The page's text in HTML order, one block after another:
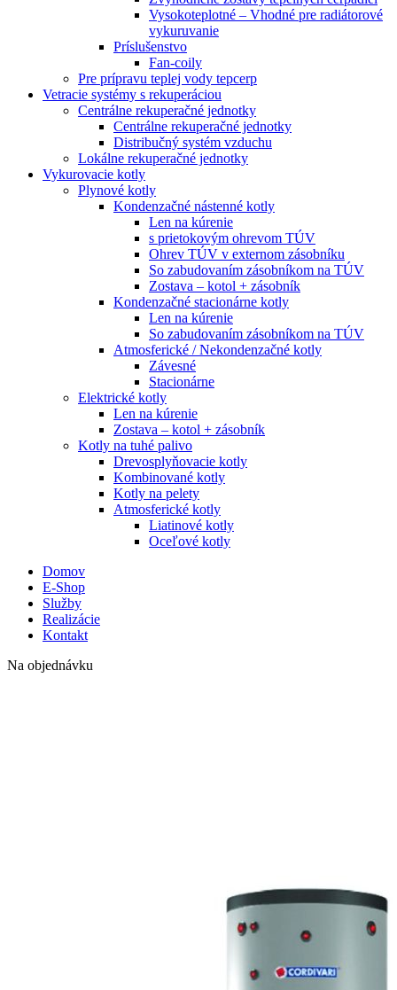
Vysokoteplotné – Vhodné pre radiátorové
vykuruvanie
Príslušenstvo
Fan-coily
Pre prípravu teplej vody tepcerp
Vetracie systémy s rekuperáciou
Centrálne rekuperačné jednotky
Centrálne rekuperačné jednotky
Distribučný systém vzduchu
Lokálne rekuperačné jednotky
Vykurovacie kotly
Plynové kotly
Kondenzačné nástenné kotly
Len na kúrenie
s prietokovým ohrevom TÚV
Ohrev TÚV v externom zásobníku
So zabudovaním zásobníkom na TÚV
Zostava – kotol + zásobník
Kondenzačné stacionárne kotly
Len na kúrenie
So zabudovaním zásobníkom na TÚV
Atmosferické / Nekondenzačné kotly
Závesné
Stacionárne
Elektrické kotly
Len na kúrenie
Zostava – kotol + zásobník
Kotly na tuhé palivo
Drevosplyňovacie kotly
Kombinované kotly
Kotly na pelety
Atmosferické kotly
Liatinové kotly
Oceľové kotly
Domov
E-Shop
Služby
Realizácie
Kontakt
Na objednávku